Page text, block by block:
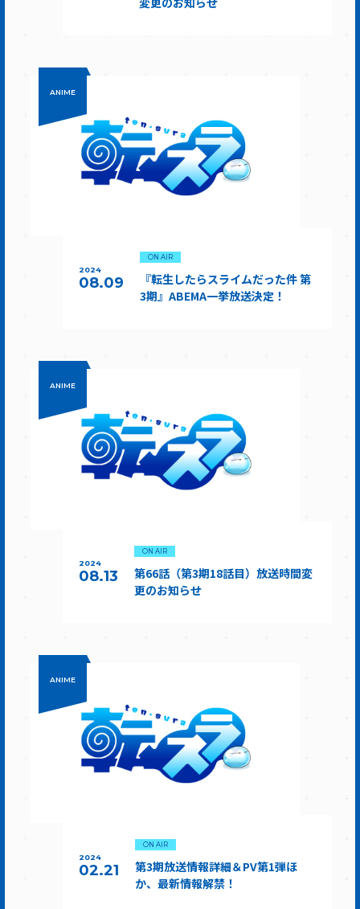
ANIME
2024
08.09
ON AIR
『転生したらスライムだった件 第
3期』ABEMA一挙放送決定！
ANIME
2024
08.13
ON AIR
第66話（第3期18話目）放送時間変
更のお知らせ
ANIME
2024
02.21
ON AIR
第3期放送情報詳細＆PV第1弾ほ
か、最新情報解禁！